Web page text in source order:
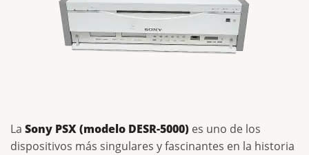
La Sony PSX (modelo DESR-5000) es uno de los
dispositivos más singulares y fascinantes en la historia